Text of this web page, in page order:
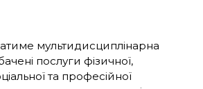
мультидисциплінарна
послуги фізичної,
та професійної